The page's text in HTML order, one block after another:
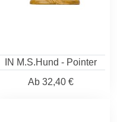
IN M.S.Hund - Pointer
Ab32,40 €